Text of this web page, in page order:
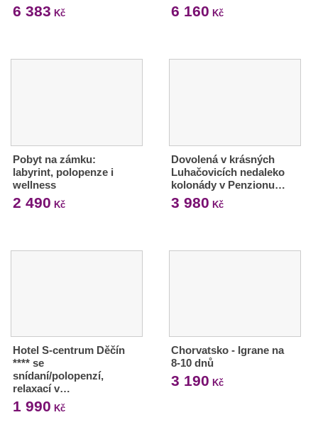
6 383 Kč 6 160 Kč
Pobyt na zámku:
labyrint, polopenze i
wellness
2 490 Kč
Dovolená v krásných
Luhačovicích nedaleko
kolonády v Penzionu…
3 980 Kč
Hotel S-centrum Děčín
**** se
snídaní/polopenzí,
relaxací v…
1 990 Kč
Chorvatsko - Igrane na
8-10 dnů
3 190 Kč